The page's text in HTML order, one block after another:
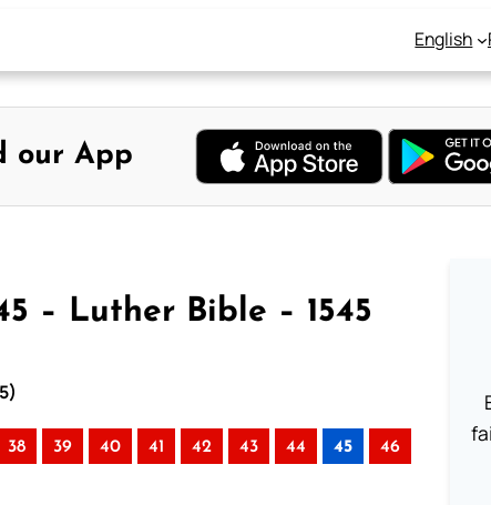
English
our App
– Luther Bible – 1545
38 39 40 41 42 43 44 45 46